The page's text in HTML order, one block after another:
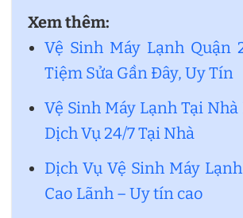
Xem thêm:
Vệ Sinh Máy Lạnh Quận
Tiệm Sửa Gần Đây, Uy Tín
Vệ Sinh Máy Lạnh Tại
Dịch Vụ 24/7 Tại Nhà
Dịch Vụ Vệ Sinh Máy
Cao Lãnh – Uy tín cao